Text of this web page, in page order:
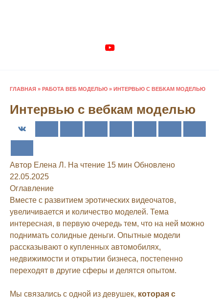
ГЛАВНАЯ » РАБОТА ВЕБ МОДЕЛЬЮ » ИНТЕРВЬЮ С ВЕБКАМ МОДЕЛЬЮ
Интервью с вебкам моделью
Автор Елена Л. На чтение 15 мин Обновлено
22.05.2025
Оглавление
Вместе с развитием эротических видеочатов,
увеличивается и количество моделей. Тема
интересная, в первую очередь тем, что на ней можно
поднимать солидные деньги. Опытные модели
рассказывают о купленных автомобилях,
недвижимости и открытии бизнеса, постепенно
переходят в другие сферы и делятся опытом.
Мы связались с одной из девушек, которая с